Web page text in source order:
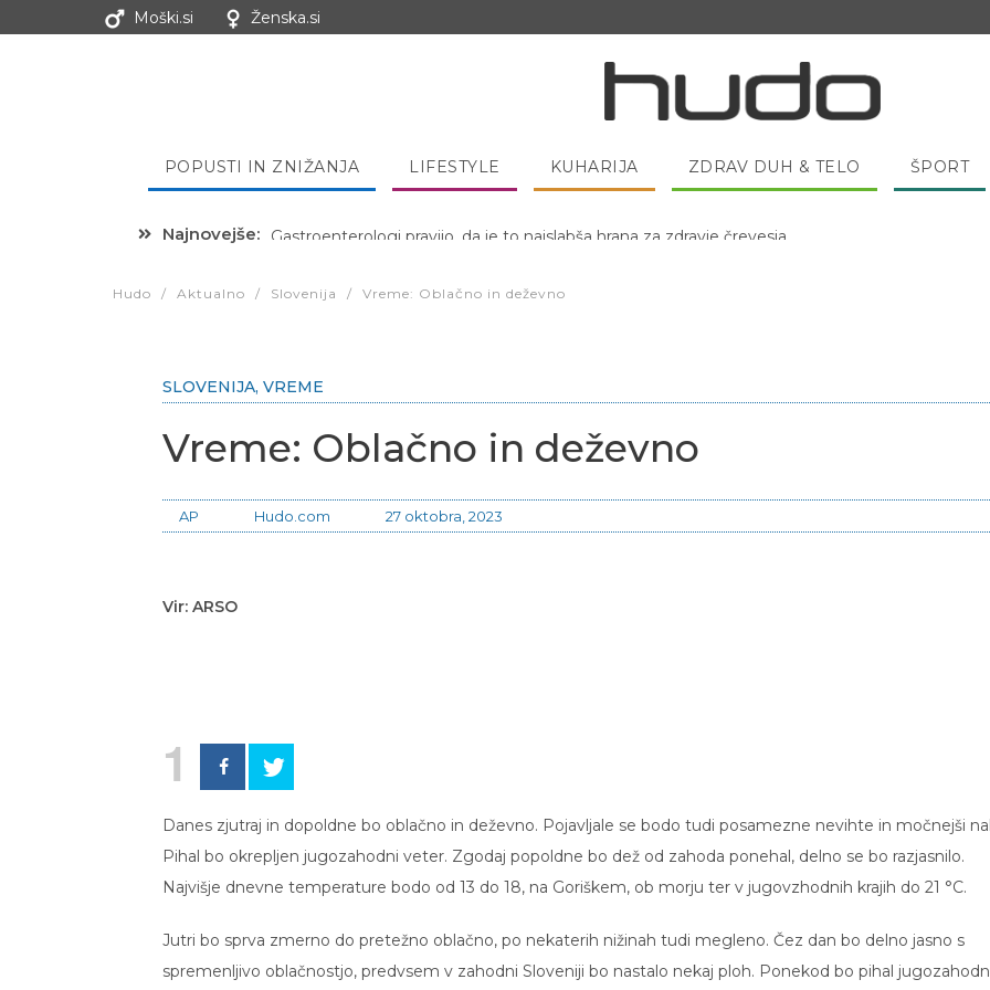
Moški.si Ženska.si
POPUSTI IN ZNIŽANJA LIFESTYLE KUHARIJA ZDRAV DUH & TELO ŠPORT
Najnovejše: Hibernacijska dieta: Zakaj je pred spanjem dobro pojesti žlico medu?
Hudo / Aktualno / Slovenija / Vreme: Oblačno in deževno
SLOVENIJA, VREME
Vreme: Oblačno in deževno
AP Hudo.com 27 oktobra, 2023
Vir: ARSO
1
Danes zjutraj in dopoldne bo oblačno in deževno. Pojavljale se bodo tudi posamezne nevihte in močnejši
Pihal bo okrepljen jugozahodni veter. Zgodaj popoldne bo dež od zahoda ponehal, delno se bo razjasnilo.
Najvišje dnevne temperature bodo od 13 do 18, na Goriškem, ob morju ter v jugovzhodnih krajih do 21 °C.
Jutri bo sprva zmerno do pretežno oblačno, po nekaterih nižinah tudi megleno. Čez dan bo delno jasno s
spremenljivo oblačnostjo, predvsem v zahodni Sloveniji bo nastalo nekaj ploh. Ponekod bo pihal